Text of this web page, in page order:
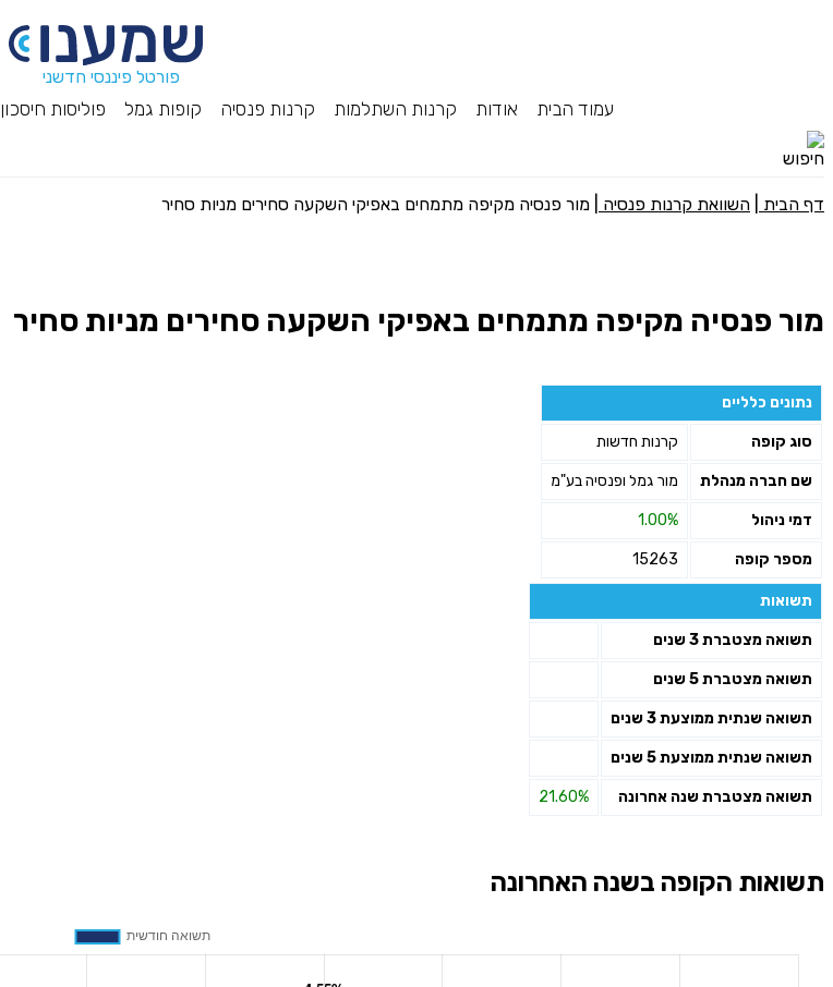
פורטל פיננסי חדשני
עמוד הבית אודות קרנות השתלמות קרנות פנסיה קופות גמל פוליסות חיסכון
דף הבית השוואת קרנות פנסיה מור פנסיה מקיפה מתמחים באפיקי השקעה סחירים מניות סחיר
מור פנסיה מקיפה מתמחים באפיקי השקעה סחירים מניות סחיר
נתונים כלליים
סוג קופה קרנות חדשות
שם חברה מנהלת מור גמל ופנסיה בע"מ
דמי ניהול 1.00%
מספר קופה 15263
תשואות
תשואה מצטברת 3 שנים
תשואה מצטברת 5 שנים
תשואה שנתית ממוצעת 3 שנים
תשואה שנתית ממוצעת 5 שנים
תשואה מצטברת שנה אחרונה 21.60%
תשואות הקופה בשנה האחרונה